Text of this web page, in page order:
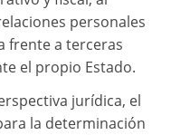
personales
frente a terceras
el propio Estado.
jurídica, el
la determinación